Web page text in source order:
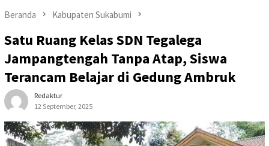
Beranda Kabupaten Sukabumi
Satu Ruang Kelas SDN Tegalega
Jampangtengah Tanpa Atap, Siswa
Terancam Belajar di Gedung Ambruk
Redaktur
12 September, 2025